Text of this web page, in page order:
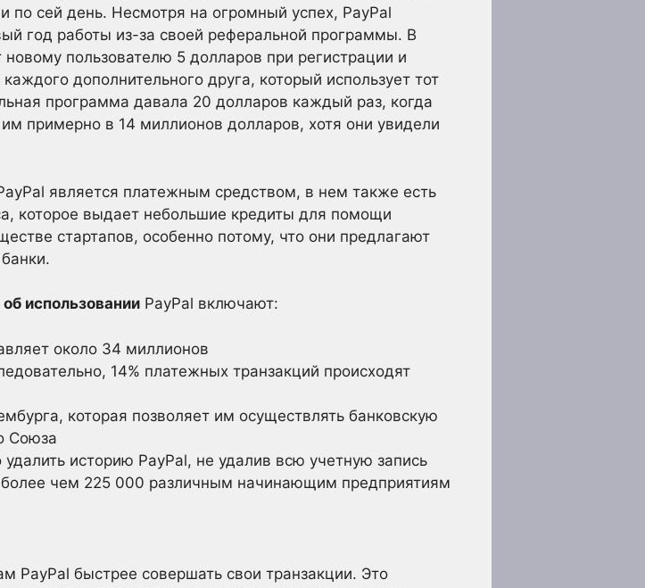
сей день. Несмотря на огромный успех, PayPal
год работы из-за своей реферальной программы. В
пользователю 5 долларов при регистрации и
дополнительного друга, который использует тот
программа давала 20 долларов каждый раз, когда
примерно в 14 миллионов долларов, хотя они увидели
является платежным средством, в нем также есть
которое выдает небольшие кредиты для помощи
стартапов, особенно потому, что они предлагают
использовании PayPal включают:
около 34 миллионов
14% платежных транзакций происходят
которая позволяет им осуществлять банковскую
Союза
историю PayPal, не удалив всю учетную запись
чем 225 000 различным начинающим предприятиям
PayPal быстрее совершать свои транзакции. Это